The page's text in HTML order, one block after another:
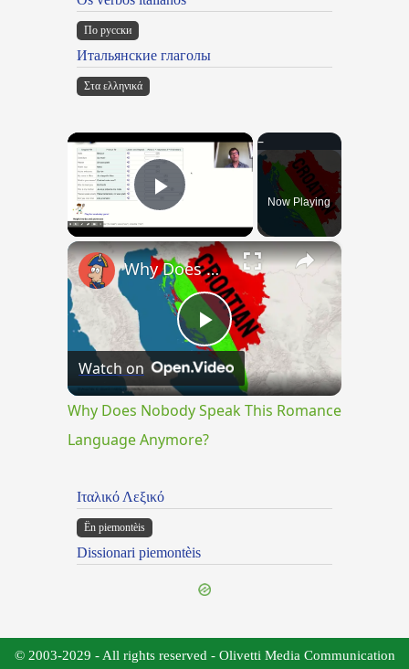
По русски
Итальянские глаголы
Στα ελληνικά
×
Play VideoNow Playing
×
Play
Video
Why Does Nobody Speak This Romance Language Anymore?
Watch on
Why Does Nobody Speak This Romance
Language Anymore?
Ιταλικό Λεξικό
Ën piemontèis
Dissionari piemontèis
© 2003-2029 - All rights reserved - Olivetti Media Communication